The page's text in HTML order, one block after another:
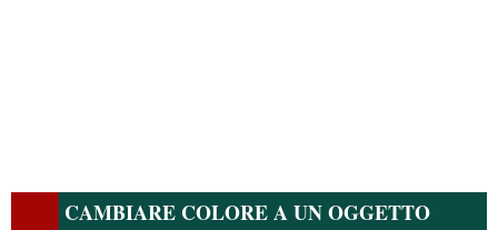
CAMBIARE COLORE A UN OGGETTO